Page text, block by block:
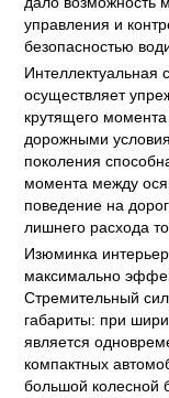
управления и
безопасностью
Интеллектуальная
осуществляет
крутящего
дорожными
поколения
момента между
поведение на
лишнего расхода
Изюминка
максимально
Стремительный
габариты: при
является
компактных
большой колесной